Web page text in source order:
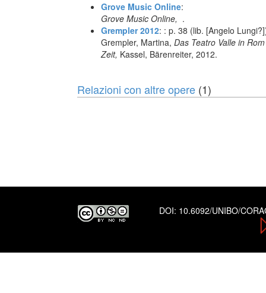
Grove Music Online:
Grove Music Online, .
Grempler 2012: : p. 38 (lib. [Angelo
Grempler, Martina, Das Teatro Valle in
Zeit, Kassel, Bärenreiter, 2012.
Relazioni con altre opere (1)
DOI: 10.6092/UNIBO/